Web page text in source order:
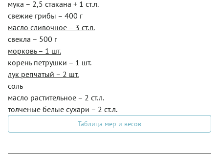
мука – 2,5 стакана + 1 ст.л.
свежие грибы – 400 г
масло сливочное – 3 ст.л.
свекла – 500 г
морковь – 1 шт.
корень петрушки – 1 шт.
лук репчатый – 2 шт.
соль
масло растительное – 2 ст.л.
толченые белые сухари – 2 ст.л.
Таблица мер и весов